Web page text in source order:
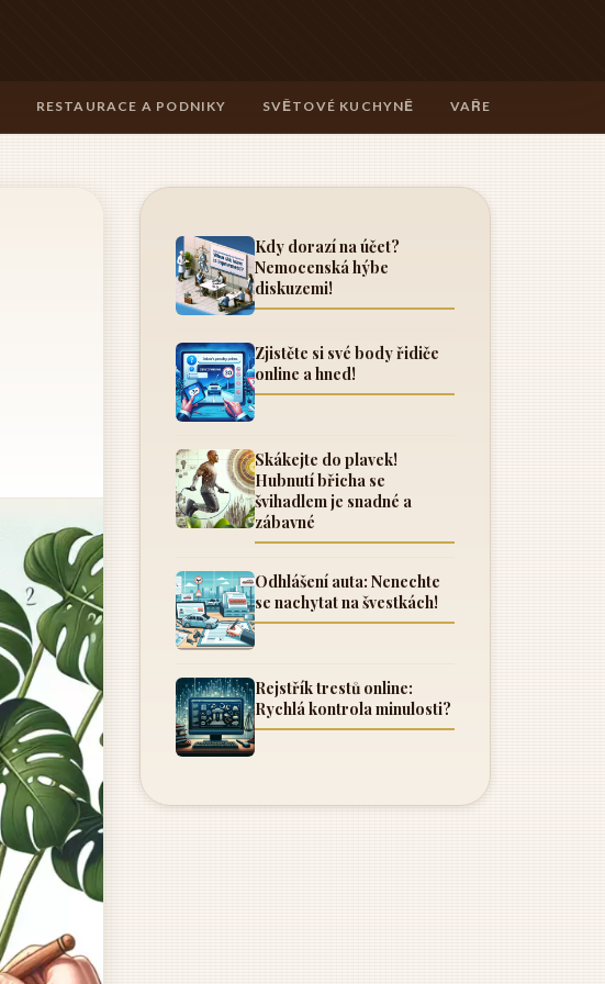
RESTAURACE A PODNIKY SVĚTOVÉ KUCHYNĚ VAŘENÍ A
Kdy dorazí na účet?
Nemocenská hýbe
diskuzemi!
Zjistěte si své body řidiče
online a hned!
Skákejte do plavek!
Hubnutí břicha se
švihadlem je snadné a
zábavné
Odhlášení auta: Nenechte
se nachytat na švestkách!
Rejstřík trestů online:
Rychlá kontrola minulosti?